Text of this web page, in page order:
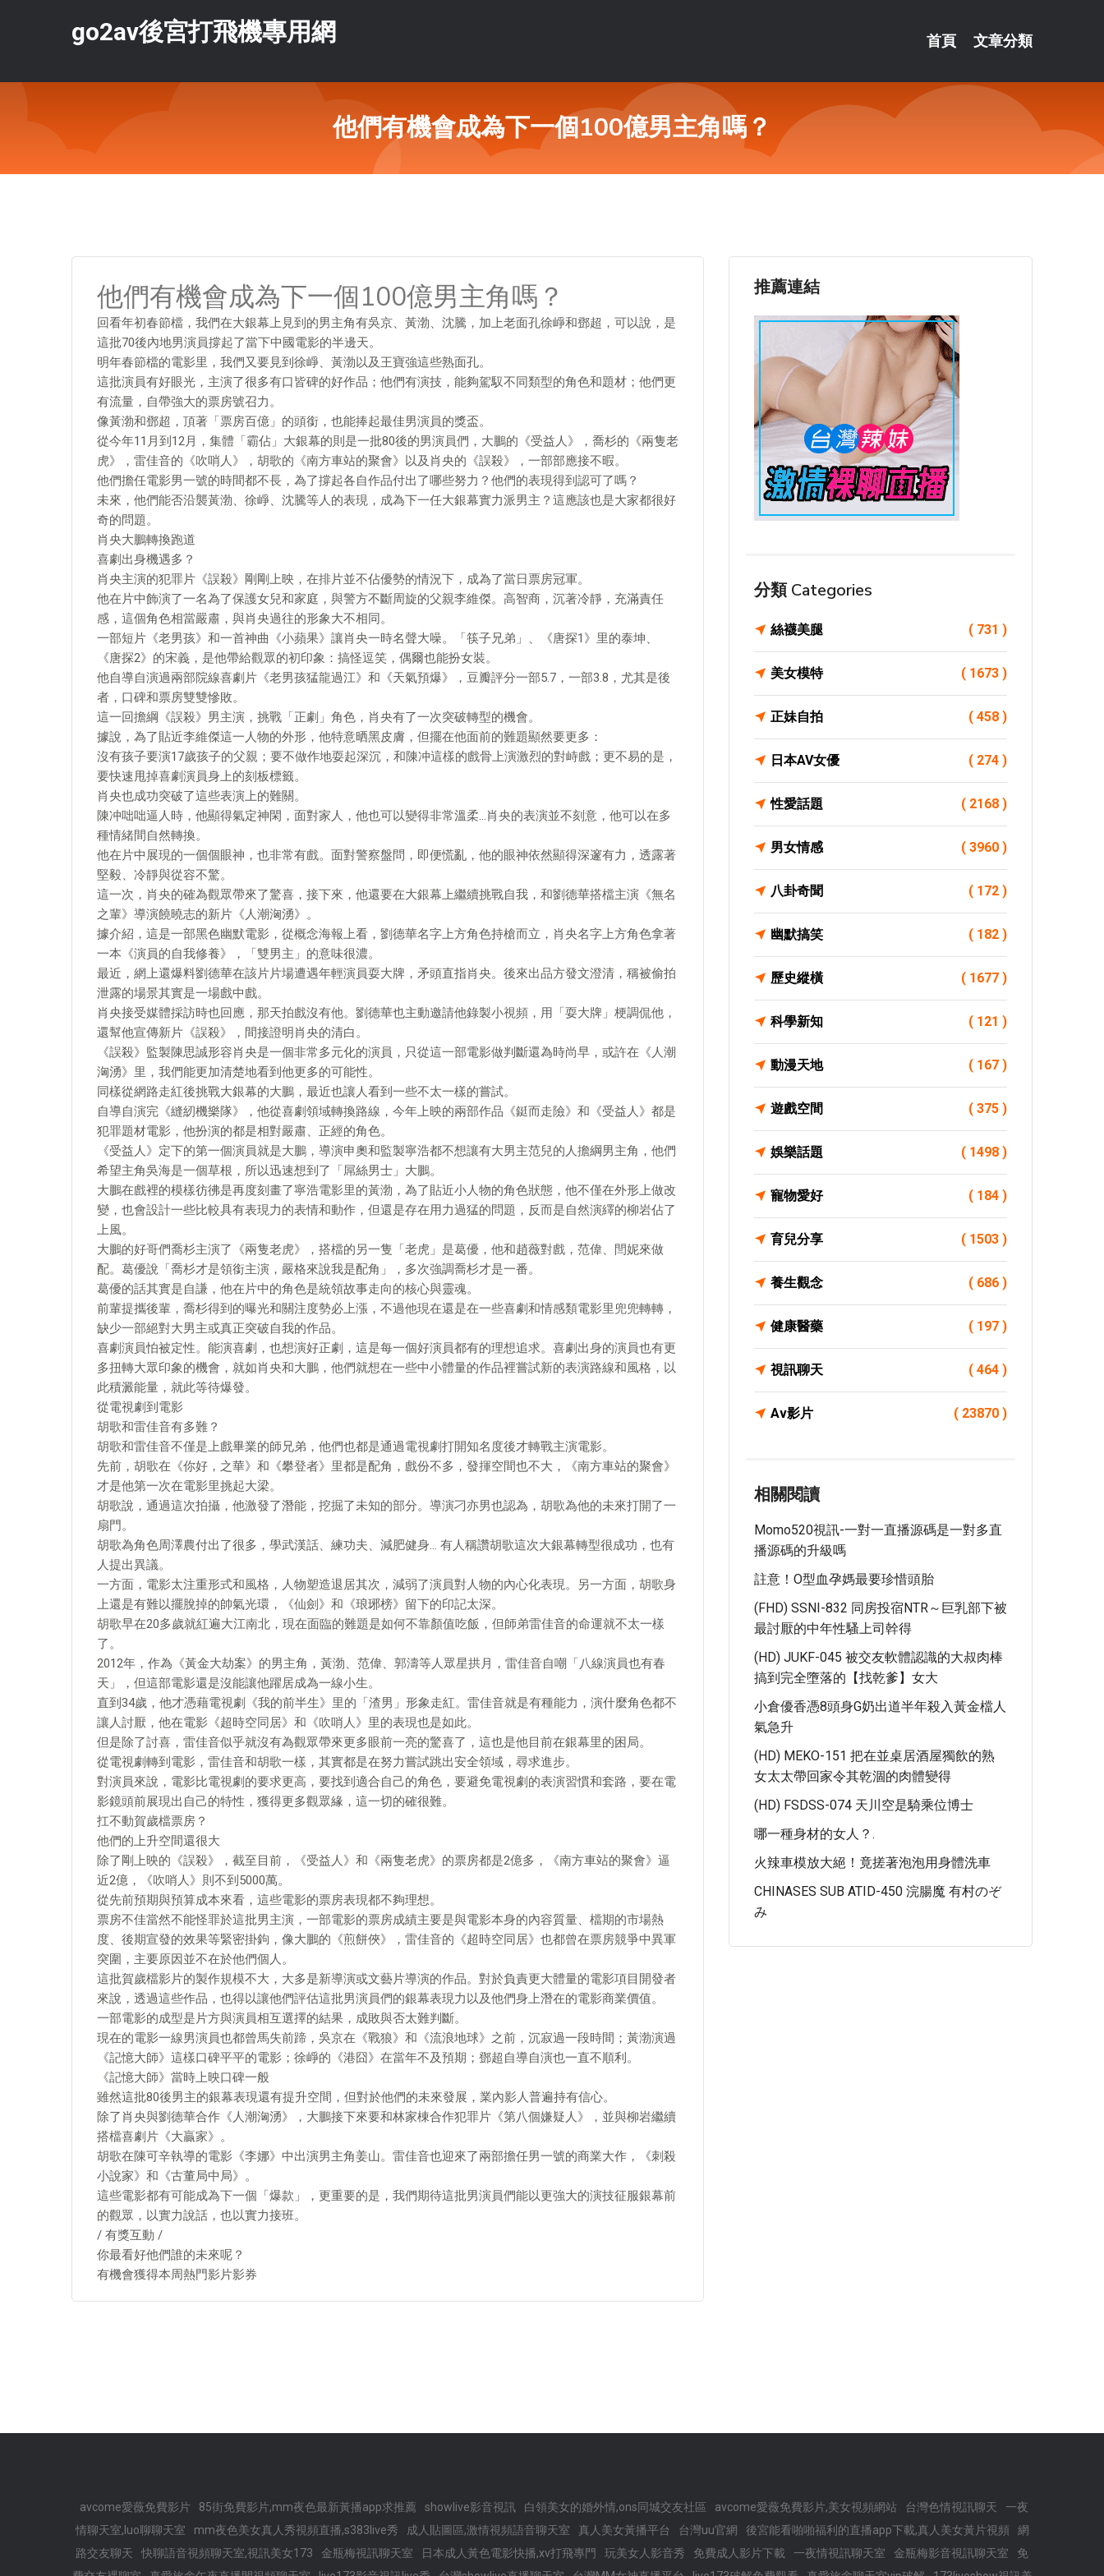
go2av後宮打飛機專用網 首頁 文章分類
他們有機會成為下一個100億男主角嗎？
他們有機會成為下一個100億男主角嗎？
回看年初春節檔，我們在大銀幕上見到的男主角有吳京、黃渤、沈騰，加上老面孔徐崢和鄧超，可以說，是
這批70後內地男演員撐起了當下中國電影的半邊天。
明年春節檔的電影里，我們又要見到徐崢、黃渤以及王寶強這些熟面孔。
這批演員有好眼光，主演了很多有口皆碑的好作品；他們有演技，能夠駕馭不同類型的角色和題材；他們更
有流量，自帶強大的票房號召力。
像黃渤和鄧超，頂著「票房百億」的頭銜，也能捧起最佳男演員的獎盃。
從今年11月到12月，集體「霸佔」大銀幕的則是一批80後的男演員們，大鵬的《受益人》，喬杉的《兩隻老
虎》，雷佳音的《吹哨人》，胡歌的《南方車站的聚會》以及肖央的《誤殺》，一部部應接不暇。
他們擔任電影男一號的時間都不長，為了撐起各自作品付出了哪些努力？他們的表現得到認可了嗎？
未來，他們能否沿襲黃渤、徐崢、沈騰等人的表現，成為下一任大銀幕實力派男主？這應該也是大家都很好
奇的問題。
肖央大鵬轉換跑道
喜劇出身機遇多？
肖央主演的犯罪片《誤殺》剛剛上映，在排片並不佔優勢的情況下，成為了當日票房冠軍。
他在片中飾演了一名為了保護女兒和家庭，與警方不斷周旋的父親李維傑。高智商，沉著冷靜，充滿責任
感，這個角色相當嚴肅，與肖央過往的形象大不相同。
一部短片《老男孩》和一首神曲《小蘋果》讓肖央一時名聲大噪。「筷子兄弟」、《唐探1》里的泰坤、
《唐探2》的宋義，是他帶給觀眾的初印象：搞怪逗笑，偶爾也能扮女裝。
他自導自演過兩部院線喜劇片《老男孩猛龍過江》和《天氣預爆》，豆瓣評分一部5.7，一部3.8，尤其是後
者，口碑和票房雙雙慘敗。
這一回擔綱《誤殺》男主演，挑戰「正劇」角色，肖央有了一次突破轉型的機會。
據說，為了貼近李維傑這一人物的外形，他特意晒黑皮膚，但擺在他面前的難題顯然要更多：
沒有孩子要演17歲孩子的父親；要不做作地耍起深沉，和陳冲這樣的戲骨上演激烈的對峙戲；更不易的是，
要快速甩掉喜劇演員身上的刻板標籤。
肖央也成功突破了這些表演上的難關。
陳冲咄咄逼人時，他顯得氣定神閑，面對家人，他也可以變得非常溫柔…肖央的表演並不刻意，他可以在多
種情緒間自然轉換。
他在片中展現的一個個眼神，也非常有戲。面對警察盤問，即便慌亂，他的眼神依然顯得深邃有力，透露著
堅毅、冷靜與從容不驚。
這一次，肖央的確為觀眾帶來了驚喜，接下來，他還要在大銀幕上繼續挑戰自我，和劉德華搭檔主演《無名
之輩》導演饒曉志的新片《人潮洶湧》。
據介紹，這是一部黑色幽默電影，從概念海報上看，劉德華名字上方角色持槍而立，肖央名字上方角色拿著
一本《演員的自我修養》，「雙男主」的意味很濃。
最近，網上還爆料劉德華在該片片場遭遇年輕演員耍大牌，矛頭直指肖央。後來出品方發文澄清，稱被偷拍
泄露的場景其實是一場戲中戲。
肖央接受媒體採訪時也回應，那天拍戲沒有他。劉德華也主動邀請他錄製小視頻，用「耍大牌」梗調侃他，
還幫他宣傳新片《誤殺》，間接證明肖央的清白。
《誤殺》監製陳思誠形容肖央是一個非常多元化的演員，只從這一部電影做判斷還為時尚早，或許在《人潮
洶湧》里，我們能更加清楚地看到他更多的可能性。
同樣從網路走紅後挑戰大銀幕的大鵬，最近也讓人看到一些不太一樣的嘗試。
自導自演完《縫紉機樂隊》，他從喜劇領域轉換路線，今年上映的兩部作品《鋌而走險》和《受益人》都是
犯罪題材電影，他扮演的都是相對嚴肅、正經的角色。
《受益人》定下的第一個演員就是大鵬，導演申奧和監製寧浩都不想讓有大男主范兒的人擔綱男主角，他們
希望主角吳海是一個草根，所以迅速想到了「屌絲男士」大鵬。
大鵬在戲裡的模樣彷彿是再度刻畫了寧浩電影里的黃渤，為了貼近小人物的角色狀態，他不僅在外形上做改
變，也會設計一些比較具有表現力的表情和動作，但還是存在用力過猛的問題，反而是自然演繹的柳岩佔了
上風。
大鵬的好哥們喬杉主演了《兩隻老虎》，搭檔的另一隻「老虎」是葛優，他和趙薇對戲，范偉、閆妮來做
配。葛優說「喬杉才是領銜主演，嚴格來說我是配角」，多次強調喬杉才是一番。
葛優的話其實是自謙，他在片中的角色是統領故事走向的核心與靈魂。
前輩提攜後輩，喬杉得到的曝光和關注度勢必上漲，不過他現在還是在一些喜劇和情感類電影里兜兜轉轉，
缺少一部絕對大男主或真正突破自我的作品。
喜劇演員怕被定性。能演喜劇，也想演好正劇，這是每一個好演員都有的理想追求。喜劇出身的演員也有更
多扭轉大眾印象的機會，就如肖央和大鵬，他們就想在一些中小體量的作品裡嘗試新的表演路線和風格，以
此積澱能量，就此等待爆發。
從電視劇到電影
胡歌和雷佳音有多難？
胡歌和雷佳音不僅是上戲畢業的師兄弟，他們也都是通過電視劇打開知名度後才轉戰主演電影。
先前，胡歌在《你好，之華》和《攀登者》里都是配角，戲份不多，發揮空間也不大，《南方車站的聚會》
才是他第一次在電影里挑起大梁。
胡歌說，通過這次拍攝，他激發了潛能，挖掘了未知的部分。導演刁亦男也認為，胡歌為他的未來打開了一
扇門。
胡歌為角色周澤農付出了很多，學武漢話、練功夫、減肥健身… 有人稱讚胡歌這次大銀幕轉型很成功，也有
人提出異議。
一方面，電影太注重形式和風格，人物塑造退居其次，減弱了演員對人物的內心化表現。另一方面，胡歌身
上還是有難以擺脫掉的帥氣光環，《仙劍》和《琅琊榜》留下的印記太深。
胡歌早在20多歲就紅遍大江南北，現在面臨的難題是如何不靠顏值吃飯，但師弟雷佳音的命運就不太一樣
了。
2012年，作為《黃金大劫案》的男主角，黃渤、范偉、郭濤等人眾星拱月，雷佳音自嘲「八線演員也有春
天」，但這部電影還是沒能讓他躍居成為一線小生。
直到34歲，他才憑藉電視劇《我的前半生》里的「渣男」形象走紅。雷佳音就是有種能力，演什麼角色都不
讓人討厭，他在電影《超時空同居》和《吹哨人》里的表現也是如此。
但是除了討喜，雷佳音似乎就沒有為觀眾帶來更多眼前一亮的驚喜了，這也是他目前在銀幕里的困局。
從電視劇轉到電影，雷佳音和胡歌一樣，其實都是在努力嘗試跳出安全領域，尋求進步。
對演員來說，電影比電視劇的要求更高，要找到適合自己的角色，要避免電視劇的表演習慣和套路，要在電
影鏡頭前展現出自己的特性，獲得更多觀眾緣，這一切的確很難。
扛不動賀歲檔票房？
他們的上升空間還很大
除了剛上映的《誤殺》，截至目前，《受益人》和《兩隻老虎》的票房都是2億多，《南方車站的聚會》逼
近2億，《吹哨人》則不到5000萬。
從先前預期與預算成本來看，這些電影的票房表現都不夠理想。
票房不佳當然不能怪罪於這批男主演，一部電影的票房成績主要是與電影本身的內容質量、檔期的市場熱
度、後期宣發的效果等緊密掛鉤，像大鵬的《煎餅俠》，雷佳音的《超時空同居》也都曾在票房競爭中異軍
突圍，主要原因並不在於他們個人。
這批賀歲檔影片的製作規模不大，大多是新導演或文藝片導演的作品。對於負責更大體量的電影項目開發者
來說，透過這些作品，也得以讓他們評估這批男演員們的銀幕表現力以及他們身上潛在的電影商業價值。
一部電影的成型是片方與演員相互選擇的結果，成敗與否太難判斷。
現在的電影一線男演員也都曾馬失前蹄，吳京在《戰狼》和《流浪地球》之前，沉寂過一段時間；黃渤演過
《記憶大師》這樣口碑平平的電影；徐崢的《港囧》在當年不及預期；鄧超自導自演也一直不順利。
《記憶大師》當時上映口碑一般
雖然這批80後男主的銀幕表現還有提升空間，但對於他們的未來發展，業內影人普遍持有信心。
除了肖央與劉德華合作《人潮洶湧》，大鵬接下來要和林家棟合作犯罪片《第八個嫌疑人》，並與柳岩繼續
搭檔喜劇片《大贏家》。
胡歌在陳可辛執導的電影《李娜》中出演男主角姜山。雷佳音也迎來了兩部擔任男一號的商業大作，《刺殺
小說家》和《古董局中局》。
這些電影都有可能成為下一個「爆款」，更重要的是，我們期待這批男演員們能以更強大的演技征服銀幕前
的觀眾，以實力說話，也以實力接班。
/ 有獎互動 /
你最看好他們誰的未來呢？
有機會獲得本周熱門影片影券
推薦連結
分類 Categories
絲襪美腿 ( 731 )
美女模特 ( 1673 )
正妹自拍 ( 458 )
日本AV女優 ( 274 )
性愛話題 ( 2168 )
男女情感 ( 3960 )
八卦奇聞 ( 172 )
幽默搞笑 ( 182 )
歷史縱橫 ( 1677 )
科學新知 ( 121 )
動漫天地 ( 167 )
遊戲空間 ( 375 )
娛樂話題 ( 1498 )
寵物愛好 ( 184 )
育兒分享 ( 1503 )
養生觀念 ( 686 )
健康醫藥 ( 197 )
視訊聊天 ( 464 )
Av影片 ( 23870 )
相關閱讀
Momo520視訊-一對一直播源碼是一對多直
播源碼的升級嗎
註意！O型血孕媽最要珍惜頭胎
(FHD) SSNI-832 同房投宿NTR～巨乳部下被
最討厭的中年性騷上司幹得
(HD) JUKF-045 被交友軟體認識的大叔肉棒
搞到完全墮落的【找乾爹】女大
小倉優香憑8頭身G奶出道半年殺入黃金檔人
氣急升
(HD) MEKO-151 把在並桌居酒屋獨飲的熟
女太太帶回家令其乾涸的肉體變得
(HD) FSDSS-074 天川空是騎乘位博士
哪一種身材的女人？.
火辣車模放大絕！竟搓著泡泡用身體洗車
CHINASES SUB ATID-450 浣腸魔 有村のぞ
み
avcome愛薇免費影片 85街免費影片,mm夜色最新黃播app求推薦 showlive影音視訊 白領美女的婚外情,ons同城交友社區 avcome愛薇免費影片,美女視頻網站 台灣色情視訊聊天
一夜
情聊天室,luo聊聊天室
mm夜色美女真人秀視頻直播,s383live秀 成人貼圖區,激情視頻語音聊天室 真人美女黃播平台 台灣uu官網 後宮能看啪啪福利的直播app下載,真人美女黃片視頻
網
路交友聊天
快聊語音視頻聊天室,視訊美女173 金瓶梅視訊聊天室 日本成人黃色電影快播,xv打飛專門 玩美女人影音秀 免費成人影片下載 一夜情視訊聊天室 金瓶梅影音視訊聊天室
免